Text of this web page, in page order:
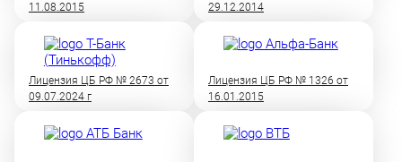
11.08.2015
29.12.2014
Лицензия ЦБ РФ № 2673 от
09.07.2024 г
Лицензия ЦБ РФ № 1326 от
16.01.2015